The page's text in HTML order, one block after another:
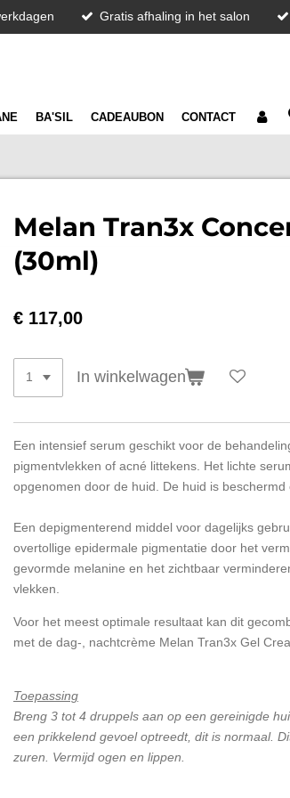
Gratis afhaling in het salon
BA'SIL CADEAUBON CONTACT
Melan Tran3x
(30ml)
€ 117,00
In winkelwagen
Een intensief serum geschikt voor de
pigmentvlekken of acné littekens. Het lichte
opgenomen door de huid. De huid is beschermd
Een depigmenterend middel voor dagelijks
overtollige epidermale pigmentatie door het
gevormde melanine en het zichtbaar
vlekken.
Voor het meest optimale resultaat kan dit
met de dag-, nachtcrème Melan Tran3x Gel
Toepassing
Breng 3 tot 4 druppels aan op een gereinigde
een prikkelend gevoel optreedt, dit is normaal.
zuren. Vermijd ogen en lippen.